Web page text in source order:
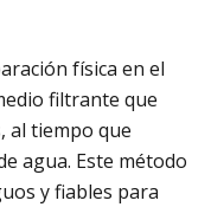
física en el
filtrante que
al tiempo que
agua. Este método
y fiables para